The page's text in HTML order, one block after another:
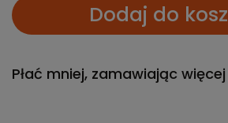
Dodaj do
Płać mniej, zamawiając więcej